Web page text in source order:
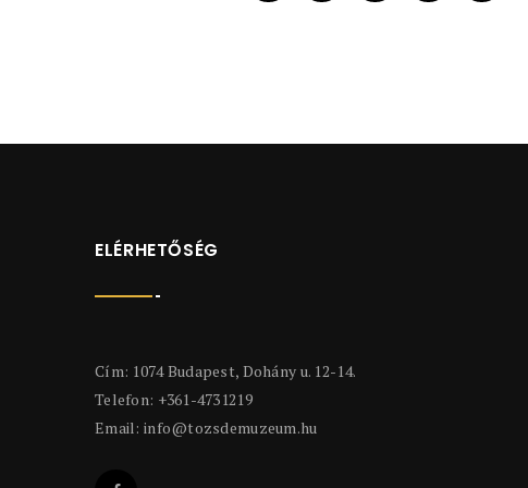
ELÉRHETŐSÉG
Cím: 1074 Budapest, Dohány u. 12-14.
Telefon: +361-4731219
Email: info@tozsdemuzeum.hu